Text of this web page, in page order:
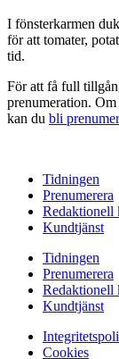
I fönsterkarmen
för att tomater,
tid.
För att få full
prenumeration.
kan du bli
Tidningen
Prenumerera
Redaktionell
Kundtjänst
Tidningen
Prenumerera
Redaktionell
Kundtjänst
Cookies